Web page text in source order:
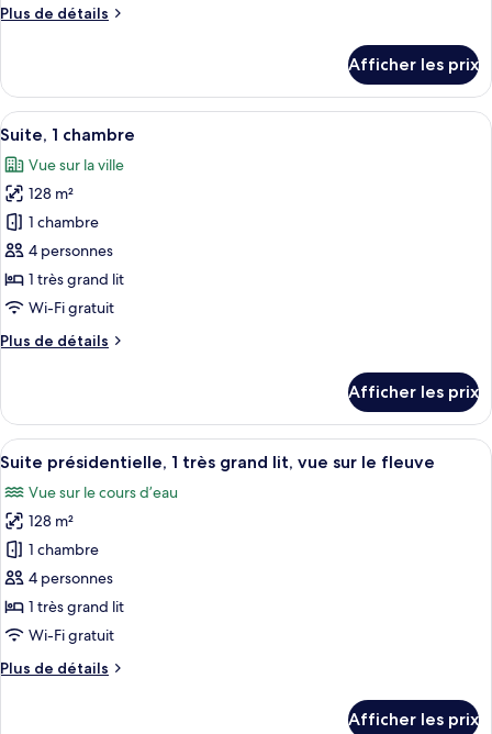
chambre :
chambre,
en
coin
Plus de détails
Plus
Suite,
chambre,
coin
Afficher les prix
Afficher
toutes
les
photos
pour
ce
type
de
chambre :
Suite,
Une chambre d’hôtel avec une
13
Suite, 1 chambre
Vue sur la ville
128 m²
1 chambre
4 personnes
1 très grand lit
Wi-Fi gratuit
Plus de détails
Plus
Suite,
chambre
Afficher les prix
Afficher
toutes
les
photos
pour
ce
type
de
chambre :
Suite
Un salon moderne doté d’un
11
Suite présidentielle, 1 très grand lit, vue sur le fleuve
Vue sur le cours d’eau
128 m²
1 chambre
4 personnes
1 très grand lit
Wi-Fi gratuit
Plus de détails
Plus
Afficher les prix